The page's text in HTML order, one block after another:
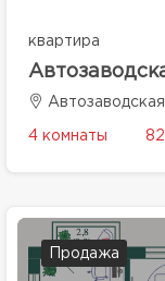
квартира
4 комнаты
Продажа